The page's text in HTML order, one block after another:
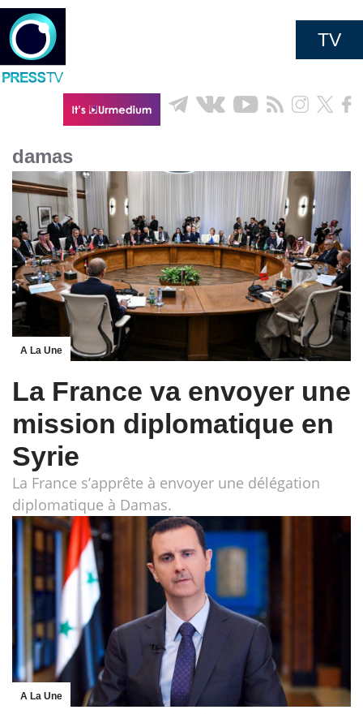
TV
damas
A La Une
La France va envoyer une
mission diplomatique en
Syrie
La France s’apprête à envoyer une délégation
diplomatique à Damas.
A La Une